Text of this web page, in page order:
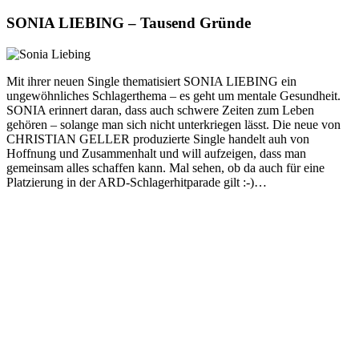
SONIA LIEBING – Tausend Gründe
Mit ihrer neuen Single thematisiert SONIA LIEBING ein
ungewöhnliches Schlagerthema – es geht um mentale Gesundheit.
SONIA erinnert daran, dass auch schwere Zeiten zum Leben
gehören – solange man sich nicht unterkriegen lässt. Die neue von
CHRISTIAN GELLER produzierte Single handelt auh von
Hoffnung und Zusammenhalt und will aufzeigen, dass man
gemeinsam alles schaffen kann. Mal sehen, ob da auch für eine
Platzierung in der ARD-Schlagerhitparade gilt :-)…